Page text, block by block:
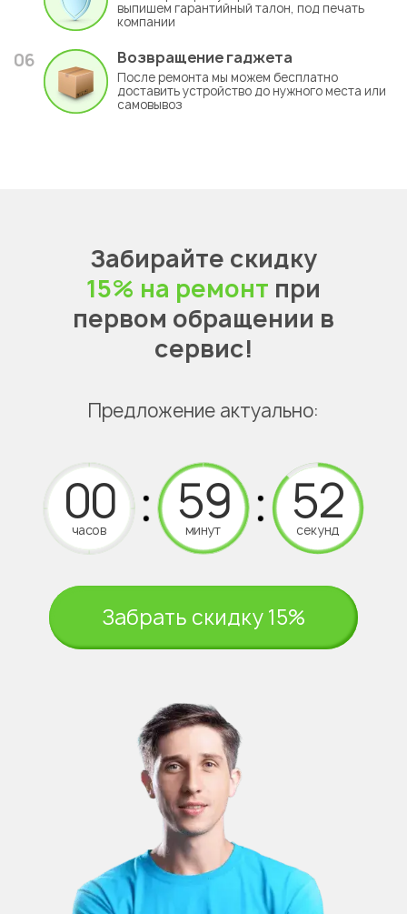
выпишем гарантийный талон, под печать
компании
06 Возвращение гаджета
После ремонта мы можем бесплатно
доставить устройство до нужного места или
самовывоз
Забирайте скидку
15% на ремонт при
первом обращении в
сервис!
Предложение актуально:
часов минут секунд
Забрать скидку 15%